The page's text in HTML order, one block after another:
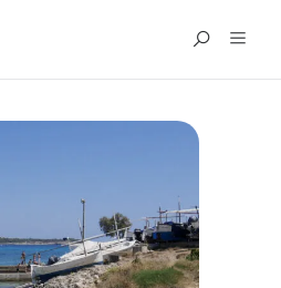
NA MAJORCE